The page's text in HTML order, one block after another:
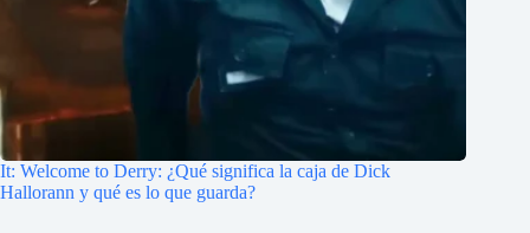
It: Welcome to Derry: ¿Qué significa la caja de Dick
Hallorann y qué es lo que guarda?